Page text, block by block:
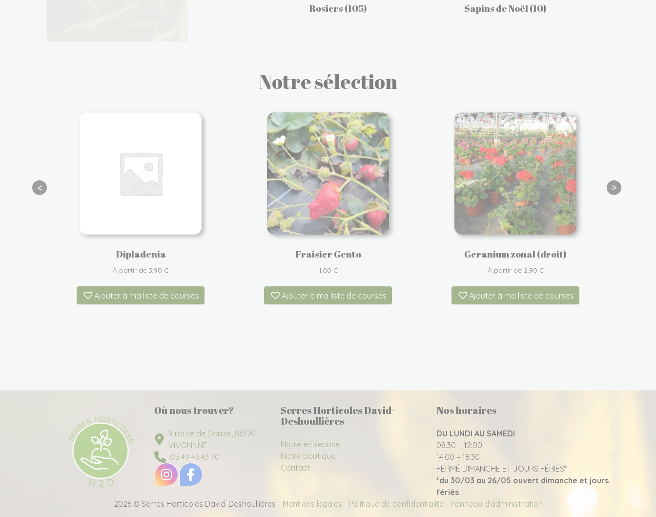
Rosiers(105) Sapins de Noël(10)
Notre sélection
Dipladenia
À partir de 3,90 €
Ajouter à ma liste de courses
Fraisier Gento
1,00 €
Ajouter à ma liste de courses
Geranium zonal (droit)
À partir de 2,90 €
Ajouter à ma liste de courses
Où nous trouver?
9 route de Danlot, 86370
VIVONNNE
05 49 43 43 70
Serres Horticoles David-
Deshoullières
Notre entreprise
Notre boutique
Contact
Nos horaires
DU LUNDI AU SAMEDI
08:30 – 12:00
14:00 – 18:30
FERMÉ DIMANCHE ET JOURS FÉRIÉS*
*du 30/03 au 26/05 ouvert dimanche et jours
fériés
2026 © Serres Horticoles David-Deshoullières - Mentions légales - Politique de confidentialité - Panneau d'administration